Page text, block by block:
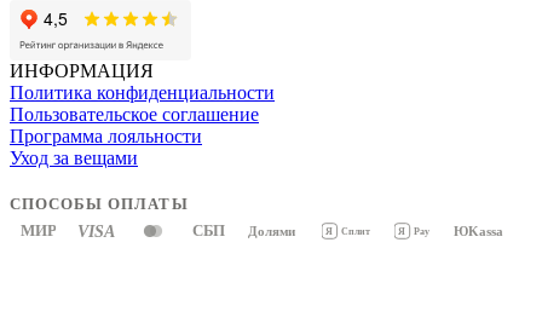
ИНФОРМАЦИЯ
Политика конфиденциальности
Пользовательское соглашение
Программа лояльности
Уход за вещами
СПОСОБЫ ОПЛАТЫ
МИР VISA СБП Долями Я Сплит Я Pay ЮKassa